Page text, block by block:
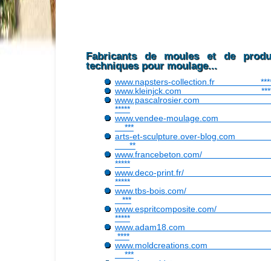
Fabricants de moules et de
techniques pour moulage...
www.napsters-collection.fr
www.kleinjck.com
*****
www.vendee-
***
arts-et-sculpture.over-
**
*****
www.deco-
*****
www.tbs-
***
*****
****
***